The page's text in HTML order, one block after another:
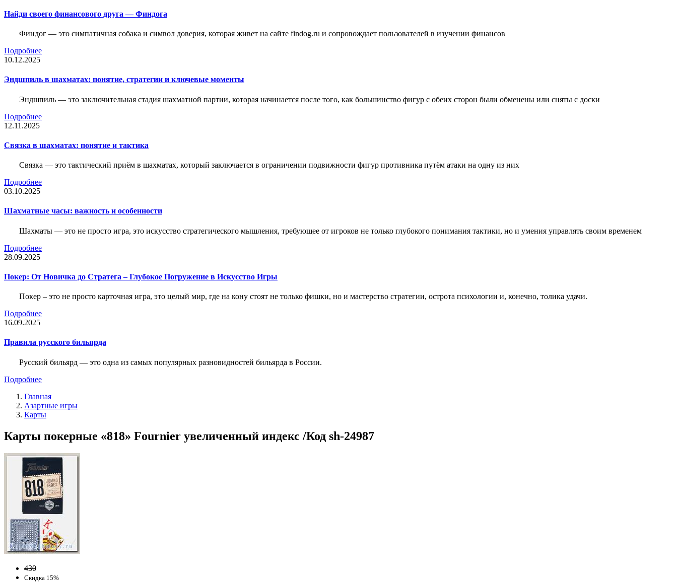
Найди своего финансового друга — Финдога
Финдог — это симпатичная собака и символ доверия, которая живет на сайте findog.ru и сопровождает пользователей в изучении финансов
Подробнее
10.12.2025
Эндшпиль в шахматах: понятие, стратегии и ключевые моменты
Эндшпиль — это заключительная стадия шахматной партии, которая начинается после того, как большинство фигур с обеих сторон были обменены или сняты с доски
Подробнее
12.11.2025
Связка в шахматах: понятие и тактика
Связка — это тактический приём в шахматах, который заключается в ограничении подвижности фигур противника путём атаки на одну из них
Подробнее
03.10.2025
Шахматные часы: важность и особенности
Шахматы — это не просто игра, это искусство стратегического мышления, требующее от игроков не только глубокого понимания тактики, но и умения управлять своим временем
Подробнее
28.09.2025
Покер: От Новичка до Стратега – Глубокое Погружение в Искусство Игры
Покер – это не просто карточная игра, это целый мир, где на кону стоят не только фишки, но и мастерство стратегии, острота психологии и, конечно, толика удачи.
Подробнее
16.09.2025
Правила русского бильярда
Русский бильярд — это одна из самых популярных разновидностей бильярда в России.
Подробнее
Главная
Азартные игры
Карты
Карты покерные «818» Fournier увеличенный индекс /Код sh-24987
430
Скидка 15%